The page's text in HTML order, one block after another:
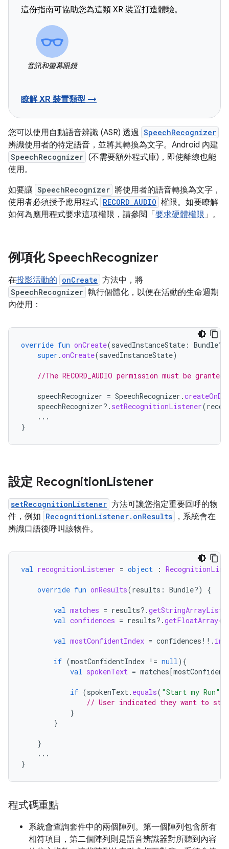
這份指南可協助您為這類 XR 裝置打造體驗。
音訊和螢幕眼鏡
瞭解 XR 裝置類型 →
您可以使用自動語音辨識 (ASR) 透過 SpeechRecognizer
辨識使用者的特定語音，並將其轉換為文字。Android 內建
SpeechRecognizer (不需要額外程式庫)，即使離線也能
使用。
如要讓 SpeechRecognizer 將使用者的語音轉換為文字，
使用者必須授予應用程式 RECORD_AUDIO 權限。如要瞭解
如何為應用程式要求這項權限，請參閱「 要求硬體權限」。
例項化 SpeechRecognizer
在投影活動的 onCreate 方法中，將
SpeechRecognizer 執行個體化，以便在活動的生命週期
內使用：
override fun onCreate(savedInstanceState : Bundle?)
super .onCreate(savedInstanceState)
//The RECORD_AUDIO permission must be
speechRecognizer = SpeechRecognizer .
speechRecognizer?. setRecognitionListener(
...
}
設定 RecognitionListener
setRecognitionListener 方法可讓您指定重要回呼的物
件，例如 RecognitionListener.onResults
，系統會在
辨識口語後呼叫該物件。
val recognitionListener = object :
override fun onResults(results : Bundle?) {
val matches = results?.getStringArrayList
val confidences = results?.getFloatArray(
val mostConfidentIndex = confidences !! .
if (mostConfidentIndex != null){
val spokenText = matches[
if (spokenText. equals( "Start my Run"
// User indicated they want to
}
}
}
...
}
程式碼重點
系統會查詢套件中的兩個陣列。第一個陣列包含所有
相符項目，第二個陣列則是語音辨識器對所聽到內容